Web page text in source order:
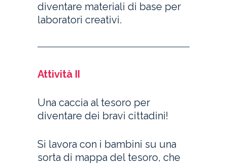
diventare materiali di base per
laboratori creativi.
Attività II
Una caccia al tesoro per
diventare dei bravi cittadini!
Si lavora con i bambini su una
sorta di mappa del tesoro, che